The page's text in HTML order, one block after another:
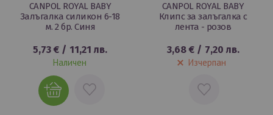
CANPOL ROYAL BABY
Залъгалка силикон 6-18
м. 2 бр. Синя
5,73 €/ 11,21 лв.
Наличен
ДОБАВИ
CANPOL ROYAL BABY
Клипс за залъгалка с
лента - розов
3,68 €/ 7,20 лв.
Изчерпан
ДОБАВИ